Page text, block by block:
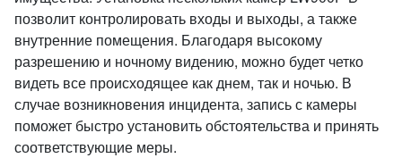
позволит контролировать входы и выходы, а также
внутренние помещения. Благодаря высокому
разрешению и ночному видению, можно будет четко
видеть все происходящее как днем, так и ночью. В
случае возникновения инцидента, запись с камеры
поможет быстро установить обстоятельства и принять
соответствующие меры.